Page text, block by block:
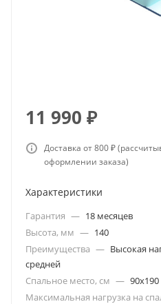
11 990 ₽
Доставка от 800 ₽
оформлении заказа)
Характеристики
Гарантия — 18 месяцев
Высота, мм — 140
Преимущества — Высокая
средней
Спальное место, см — 90х190
Максимальная нагрузка на